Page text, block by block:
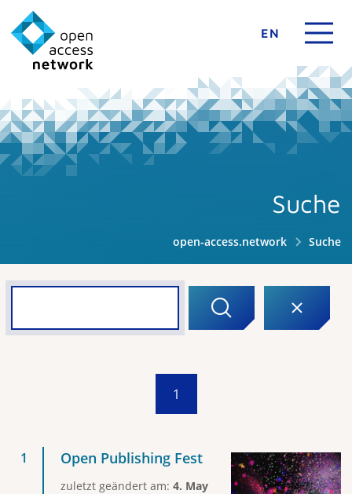
EN
Suche
open-access.network Suche
1
Open Publishing Fest
zuletzt geändert am: 4. May